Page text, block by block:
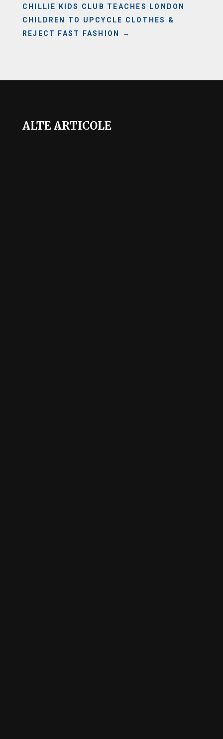
CHILLIE KIDS CLUB TEACHES LONDON
CHILDREN TO UPCYCLE CLOTHES &
REJECT FAST FASHION
→
ALTE ARTICOLE